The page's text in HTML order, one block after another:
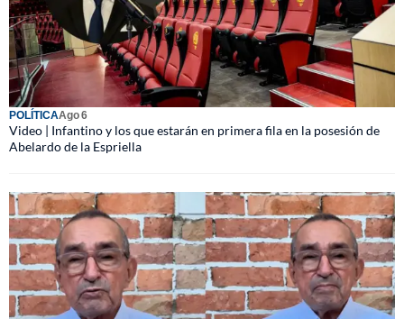
POLÍTICAAgo 6
Video | Infantino y los que estarán en primera fila en la posesión de
Abelardo de la Espriella